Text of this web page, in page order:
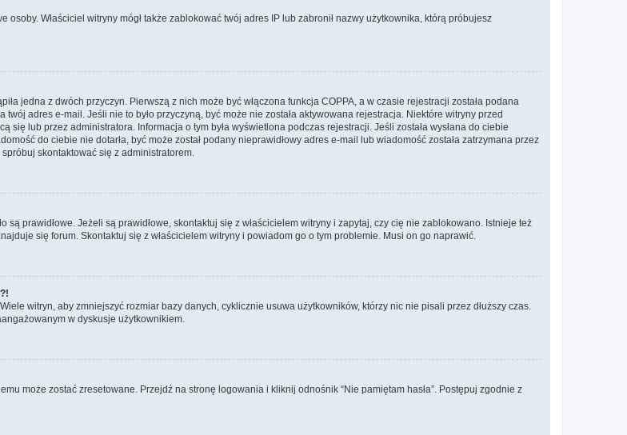
osoby. Właściciel witryny mógł także zablokować twój adres IP lub zabronił nazwy użytkownika, którą próbujesz
jedna z dwóch przyczyn. Pierwszą z nich może być włączona funkcja COPPA, a w czasie rejestracji została podana
adres e-mail. Jeśli nie to było przyczyną, być może nie została aktywowana rejestracja. Niektóre witryny przed
lub przez administratora. Informacja o tym była wyświetlona podczas rejestracji. Jeśli została wysłana do ciebie
do ciebie nie dotarła, być może został podany nieprawidłowy adres e-mail lub wiadomość została zatrzymana przez
skontaktować się z administratorem.
prawidłowe. Jeżeli są prawidłowe, skontaktuj się z właścicielem witryny i zapytaj, czy cię nie zablokowano. Istnieje też
się forum. Skontaktuj się z właścicielem witryny i powiadom go o tym problemie. Musi on go naprawić.
witryn, aby zmniejszyć rozmiar bazy danych, cyklicznie usuwa użytkowników, którzy nic nie pisali przez dłuższy czas.
w dyskusje użytkownikiem.
może zostać zresetowane. Przejdź na stronę logowania i kliknij odnośnik “Nie pamiętam hasła”. Postępuj zgodnie z